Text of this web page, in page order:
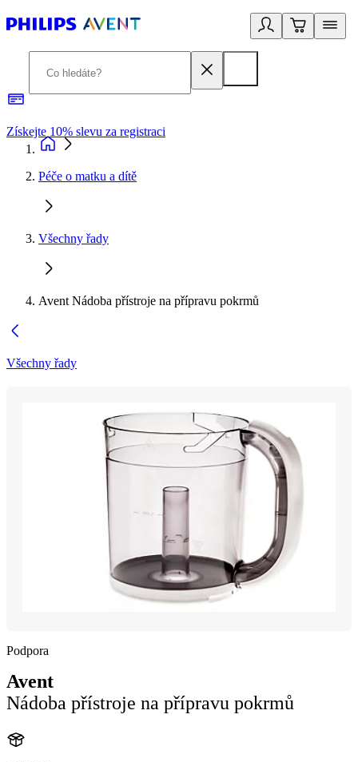
Získejte 10% slevu za registraci
Péče o matku a dítě
Všechny řady
Avent Nádoba přístroje na přípravu pokrmů
Všechny řady
Podpora
Avent
Nádoba přístroje na přípravu pokrmů